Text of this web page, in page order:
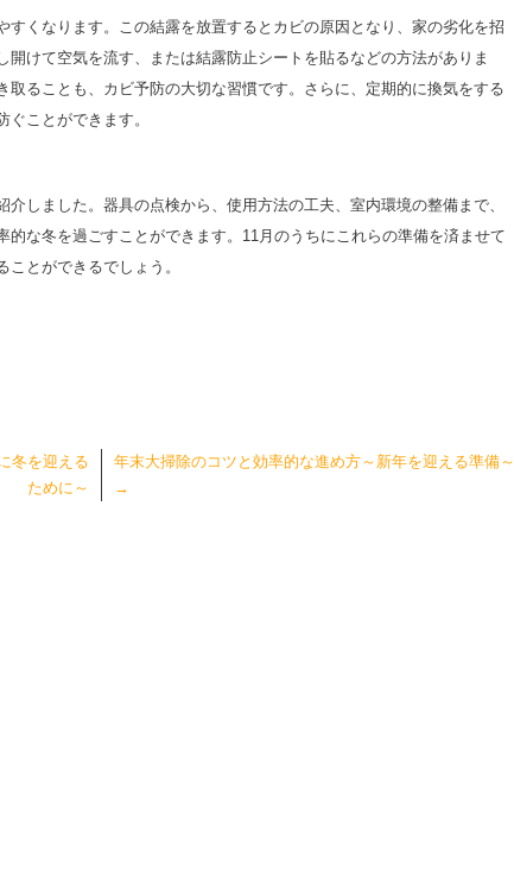
くなります。この結露を放置するとカビの原因となり、家の劣化を招
開けて空気を流す、または結露防止シートを貼るなどの方法がありま
ることも、カビ予防の大切な習慣です。さらに、定期的に換気をする
ことができます。
しました。器具の点検から、使用方法の工夫、室内環境の整備まで、
な冬を過ごすことができます。11月のうちにこれらの準備を済ませて
とができるでしょう。
冬を迎える
ために～
年末大掃除のコツと効率的な進め方～新年を迎える準備～
→